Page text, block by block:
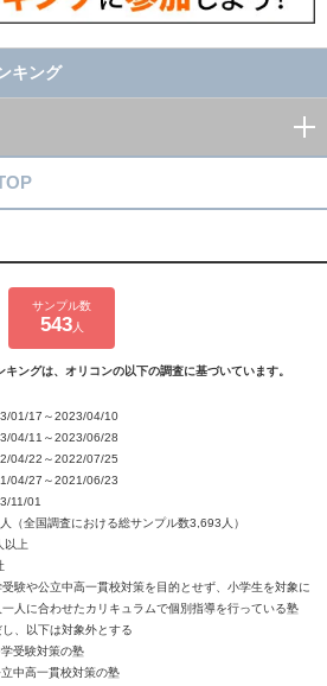
キング
サンプル数
543人
ングは、オリコンの以下の調査に基づいています。
01/17～2023/04/10
04/11～2023/06/28
04/22～2022/07/25
04/27～2021/06/23
11/01
（全国調査における総サンプル数3,693人）
以上
受験や公立中高一貫校対策を目的とせず、小学生を対象に
一人に合わせたカリキュラムで個別指導を行っている塾
し、以下は対象外とする
学受験対策の塾
中高一貫校対策の塾